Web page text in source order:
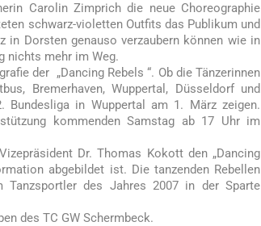
Carolin Zimprich die neue Choreographie
schwarz-violetten Outfits das Publikum und
Dorsten genauso verzaubern können wie in
nichts mehr im Weg.
der „Dancing Rebels “. Ob die Tänzerinnen
Bremerhaven, Wuppertal, Düsseldorf und
Bundesliga in Wuppertal am 1. März zeigen.
kommenden Samstag ab 17 Uhr im
Dr. Thomas Kokott den „Dancing
abgebildet ist. Die tanzenden Rebellen
Tanzsportler des Jahres 2007 in der Sparte
des TC GW Schermbeck.